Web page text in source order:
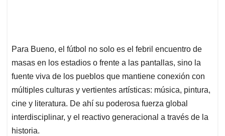
Para Bueno, el fútbol no solo es el febril encuentro de
masas en los estadios o frente a las pantallas, sino la
fuente viva de los pueblos que mantiene conexión con
múltiples culturas y vertientes artísticas: música, pintura,
cine y literatura. De ahí su poderosa fuerza global
interdisciplinar, y el reactivo generacional a través de la
historia.